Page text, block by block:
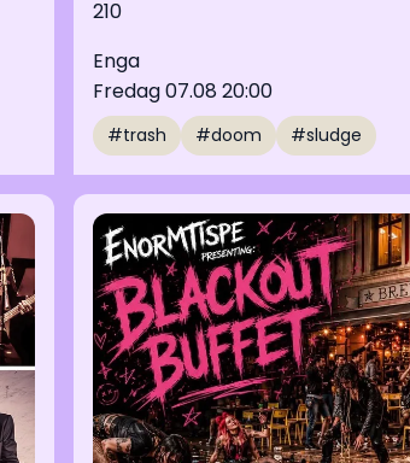
210
Enga
Fredag 07.08 20:00
#trash #doom #sludge